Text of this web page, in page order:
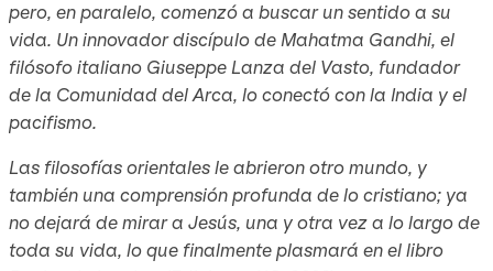
pero, en paralelo, comenzó a buscar un sentido a su
vida. Un innovador discípulo de Mahatma Gandhi, el
filósofo italiano Giuseppe Lanza del Vasto, fundador
de la Comunidad del Arca, lo conectó con la India y el
pacifismo.
Las filosofías orientales le abrieron otro mundo, y
también una comprensión profunda de lo cristiano; ya
no dejará de mirar a Jesús, una y otra vez a lo largo de
toda su vida, lo que finalmente plasmará en el libro